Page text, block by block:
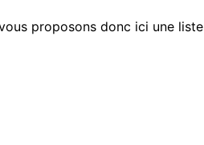
proposonsdonc ici une liste